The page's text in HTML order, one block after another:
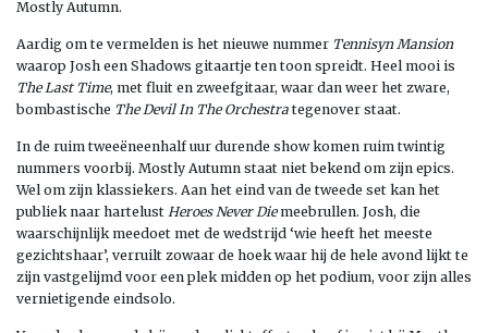
Mostly Autumn.
Aardig om te vermelden is het nieuwe nummer Tennisyn Mansion
waarop Josh een Shadows gitaartje ten toon spreidt. Heel mooi is
The Last Time, met fluit en zweefgitaar, waar dan weer het zware,
bombastische The Devil In The Orchestra tegenover staat.
In de ruim tweeëneenhalf uur durende show komen ruim twintig
nummers voorbij. Mostly Autumn staat niet bekend om zijn epics.
Wel om zijn klassiekers. Aan het eind van de tweede set kan het
publiek naar hartelust Heroes Never Diemeebrullen. Josh, die
waarschijnlijk meedoet met de wedstrijd ‘wie heeft het meeste
gezichtshaar’, verruilt zowaar de hoek waar hij de hele avond lijkt te
zijn vastgelijmd voor een plek midden op het podium, voor zijn alles
vernietigende eindsolo.